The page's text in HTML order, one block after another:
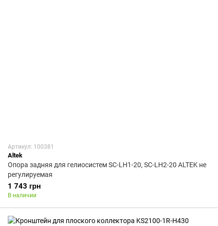
Артикул: 100381
Altek
Опора задняя для гелиосистем SC-LH1-20, SC-LH2-20 ALTEK не
регулируемая
1 743 грн
В наличии